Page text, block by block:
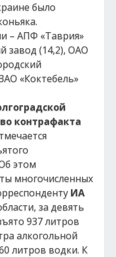
было
– АПФ «Таврия»
завод (14,2), ОАО
«Коктебель»
контрафакта
этом
многочисленных
ИА
за девять
937 литров
алкогольной
литров водки. К